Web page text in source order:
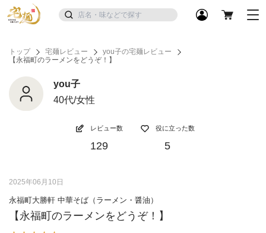
トップ 宅麺レビュー
you子の宅麺レビュー
【永福町のラーメンをどうぞ！】
you子
40代/女性
レビュー数
129
役に立った数
5
2025年06月10日
永福町大勝軒 中華そば（ラーメン・醤油）
【永福町のラーメンをどうぞ！】